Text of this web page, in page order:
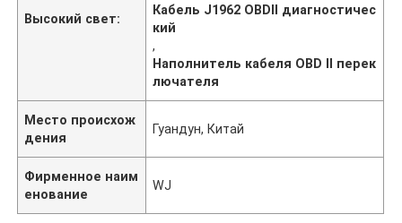
Высокий свет:
Кабель J1962 OBDII диагностичес
кий
,
Наполнитель кабеля OBD II перек
лючателя
Место происхож
дения
Гуандун, Китай
Фирменное наим
енование
WJ